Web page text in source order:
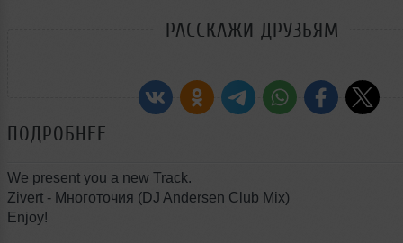
РАССКАЖИ ДРУЗЬЯМ
ПОДРОБНЕЕ
We present you a new Track.
Zivert - Многоточия (DJ Andersen Club Mix)
Enjoy!